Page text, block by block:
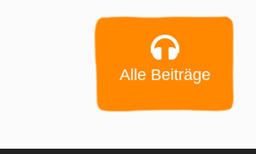
Alle Beiträge